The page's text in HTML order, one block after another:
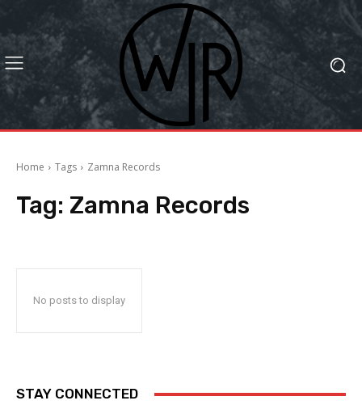
Home Tags Zamna Records
Tag: Zamna Records
No posts to display
STAY CONNECTED